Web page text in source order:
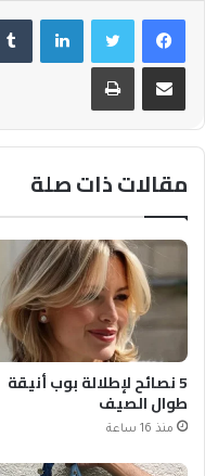
فيسبوكتويتر لينكدإن
مشاركة عبر البريد طباعة
مقالات ذات صلة
5 نصائح لإطلالة بوب أنيقة
طوال الصيف
منذ 16 ساعة